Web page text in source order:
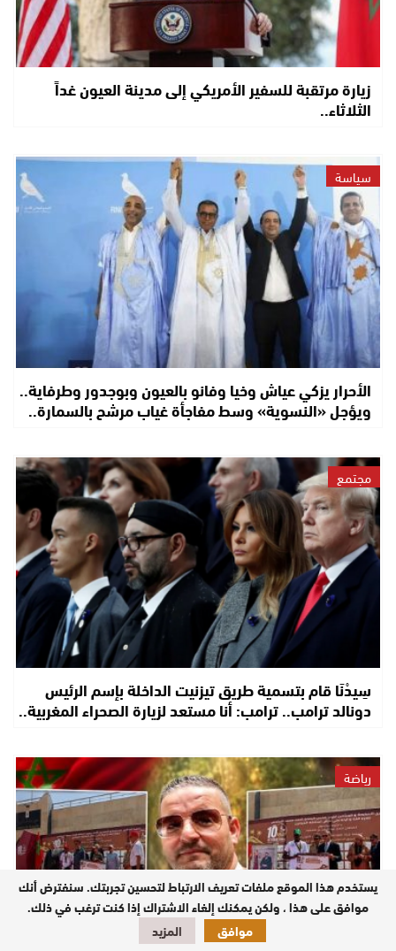
زيارة مرتقبة للسفير الأمريكي إلى مدينة العيون غداً
الثلاثاء..
سياسة
الأحرار يزكي عياش وخيا وفانو بالعيون وبوجدور وطرفاية..
ويؤجل «النسوية» وسط مفاجأة غياب مرشح بالسمارة..
مجتمع
سِيدْنَا قام بتسمية طريق تيزنيت الداخلة بإسم الرئيس
دونالد ترامب.. ترامب: أنا مستعد لزيارة الصحراء المغربية..
رياضة
يستخدم هذا الموقع ملفات تعريف الارتباط لتحسين تجربتك. سنفترض أنك
موافق على هذا ، ولكن يمكنك إلغاء الاشتراك إذا كنت ترغب في ذلك.
موافق
المزيد